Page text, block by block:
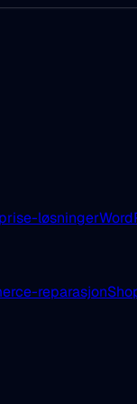
løsninger
reparasjon